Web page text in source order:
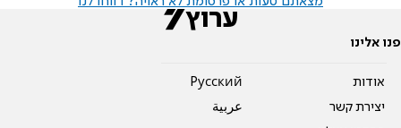
פנו אלינו
אודות
יצירת קשר
Pусский
عربية